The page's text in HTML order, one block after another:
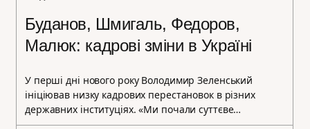
Буданов, Шмигаль, Федоров,
Малюк: кадрові зміни в Україні
У перші дні нового року Володимир Зеленський
ініціював низку кадрових перестановок в різних
державних інституціях. «Ми почали суттєве…